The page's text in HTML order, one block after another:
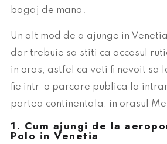
bagaj de mana.
Un alt mod de a ajunge in
dar trebuie sa stiti ca accesul
in oras, astfel ca veti fi nevoit sa
fie intr-o parcare publica la
partea continentala, in orasul
1. Cum ajungi de la
Polo in Venetia